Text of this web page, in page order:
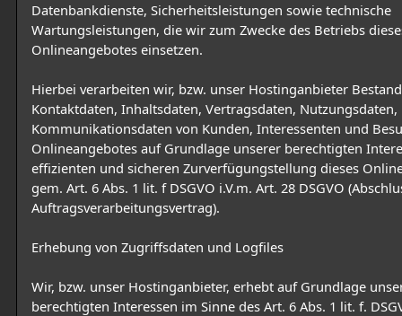
Datenbankdienste, Sicherheitsleistungen sowie technische
Wartungsleistungen, die wir zum Zwecke des Betriebs
Onlineangebotes einsetzen.
Hierbei verarbeiten wir, bzw. unser Hostinganbieter
Kontaktdaten, Inhaltsdaten, Vertragsdaten, Nutzungsdaten,
Kommunikationsdaten von Kunden, Interessenten und
Onlineangebotes auf Grundlage unserer berechtigten
effizienten und sicheren Zurverfügungstellung dieses
gem. Art. 6 Abs. 1 lit. f DSGVO i.V.m. Art. 28 DSGVO
Auftragsverarbeitungsvertrag).
Erhebung von Zugriffsdaten und Logfiles
Wir, bzw. unser Hostinganbieter, erhebt auf Grundlage
berechtigten Interessen im Sinne des Art. 6 Abs. 1 lit. f.